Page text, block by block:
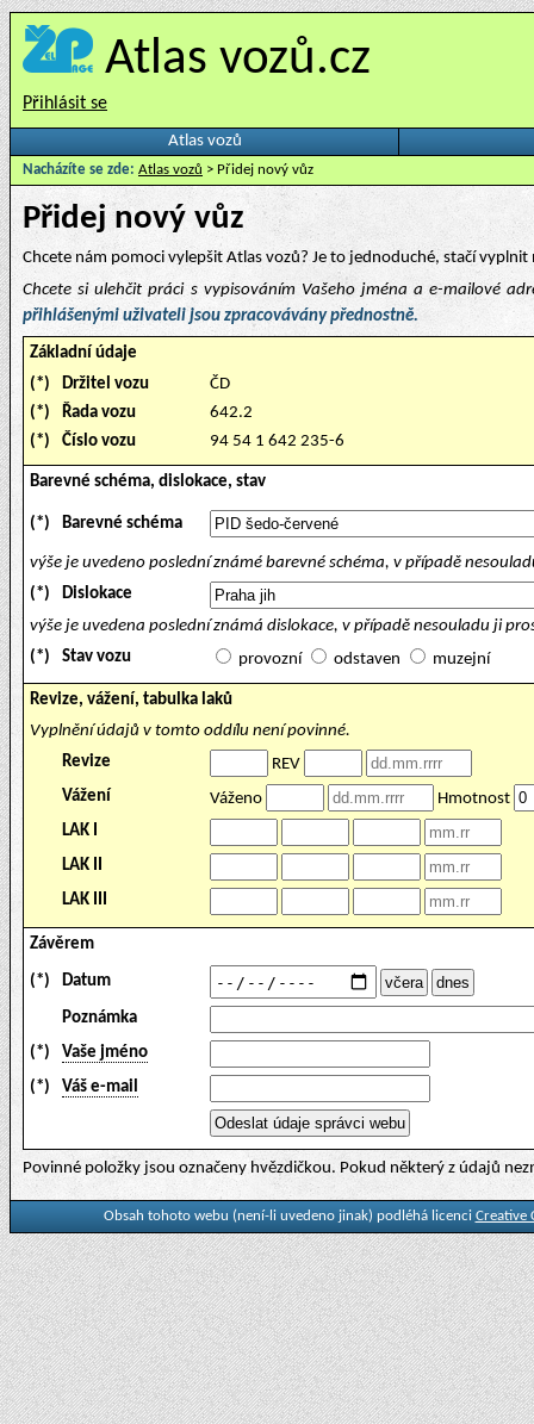
Atlas vozů.cz
Přihlásit se
Atlas vozů
Nacházíte se zde: Atlas vozů > Přidej nový vůz
Přidej nový vůz
Chcete nám pomoci vylepšit Atlas vozů? Je to jednoduché, stačí
Chcete si ulehčit práci s vypisováním Vašeho jména a e-mailové
přihlášenými uživateli jsou zpracovávány přednostně.
Základní údaje
(*)
Držitel vozu
ČD
(*)
Řada vozu
642.2
(*)
Číslo vozu 94 54 1 642 235-6
Barevné schéma, dislokace, stav
(*) Barevné schéma
výše je uvedeno poslední známé barevné schéma, v případě
(*)
Dislokace
výše je uvedena poslední známá dislokace, v případě nesouladu ji
(*)
Stav vozu provozní odstaven muzejní
Revize, vážení, tabulka laků
Vyplnění údajů v tomto oddílu není povinné.
Revize
REV
Vážení
Váženo
Hmotnost
LAK I
LAK II
LAK III
Závěrem
(*) Datum
Poznámka
(*)
Vaše jméno
(*)
Váš e-mail
Povinné položky jsou označeny hvězdičkou. Pokud některý z údajů
Obsah tohoto webu (není-li uvedeno jinak) podléhá licenci Creative